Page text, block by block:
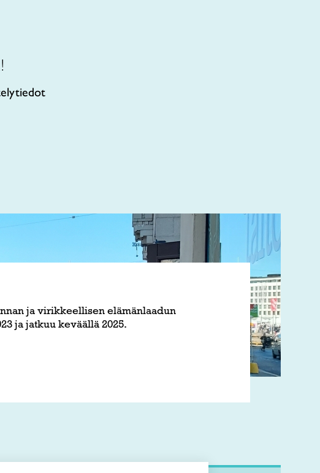
ja virikkeellisen elämänlaadun
ja jatkuu keväällä 2025.